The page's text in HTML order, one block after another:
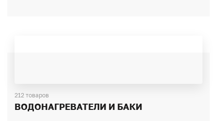
212 товаров
ВОДОНАГРЕВАТЕЛИ И БАКИ